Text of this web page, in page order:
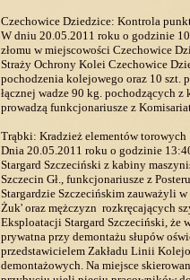
Czechowice Dziedzice: Kontrola
W dniu 20.05.2011 roku o godzinie
złomu w miejscowości Czechowice
Straży Ochrony Kolei Czechowice
pochodzenia kolejowego oraz 10 szt.
łącznej wadze 90 kg. pochodzących
prowadzą funkcjonariusze z
Trąbki: Kradzież elementów torowych
Dnia 20.05.2011 roku o godzinie
Stargard Szczeciński z kabiny
Szczecin Gł., funkcjonariusze z
Stargardzie Szczecińskim zauważyli
Żuk' oraz mężczyzn rozkręcających
Eksploatacji Stargard Szczeciński, że
prywatna przy demontażu słupów
przedstawicielem Zakładu Linii
demontażowych. Na miejsce